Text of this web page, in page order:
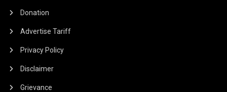
Donation
Advertise Tariff
Privacy Policy
Disclaimer
Grievance